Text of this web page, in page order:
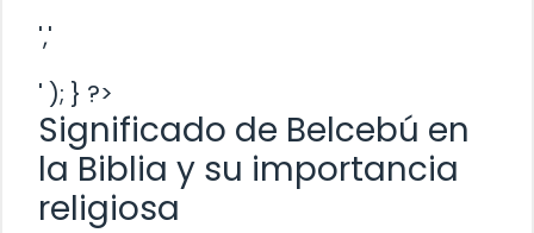
','
' ); } ?>
Significado de Belcebú en
la Biblia y su importancia
religiosa